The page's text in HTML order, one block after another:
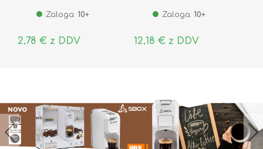
Zaloga: 10+
2,78 € z DDV
Zaloga: 10+
12,18 € z DDV